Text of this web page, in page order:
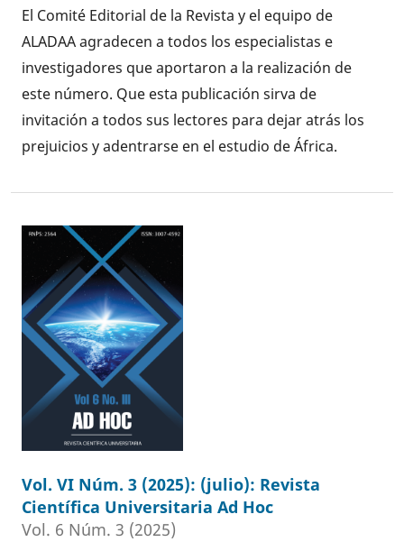
El Comité Editorial de la Revista y el equipo de
ALADAA agradecen a todos los especialistas e
investigadores que aportaron a la realización de
este número. Que esta publicación sirva de
invitación a todos sus lectores para dejar atrás los
prejuicios y adentrarse en el estudio de África.
Vol. VI Núm. 3 (2025): (julio): Revista
Científica Universitaria Ad Hoc
Vol. 6 Núm. 3 (2025)